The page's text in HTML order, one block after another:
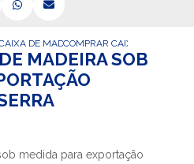
PARA EXPORTACAO
DE MADEIRA PARA EXPORTACAO
COMPRAR CAIXA DE
MADEIRA SOB
medida para exportação